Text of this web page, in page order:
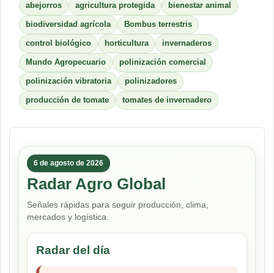
abejorros agricultura protegida bienestar animal
biodiversidad agrícola Bombus terrestris
control biológico horticultura invernaderos
Mundo Agropecuario polinización comercial
polinización vibratoria polinizadores
producción de tomate tomates de invernadero
6 de agosto de 2026
Radar Agro Global
Señales rápidas para seguir producción, clima,
mercados y logística.
Radar del día